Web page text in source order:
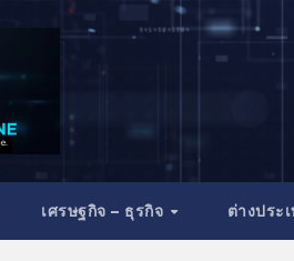
เศรษฐกิจ – ธุรกิจ ต่างประ